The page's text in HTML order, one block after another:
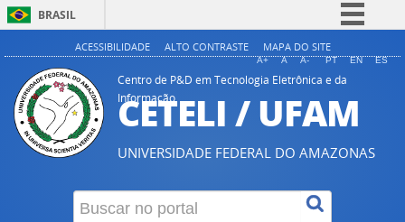
BRASIL
Simplifique!
Comunica BR
Participe
Acesso à informação
Legislação
Canais
ACESSIBILIDADE ALTO CONTRASTE MAPA DO SITE
A+ A A- PT EN ES
Centro de P&D em Tecnologia Eletrônica e da
Informação
CETELI / UFAM
UNIVERSIDADE FEDERAL DO AMAZONAS